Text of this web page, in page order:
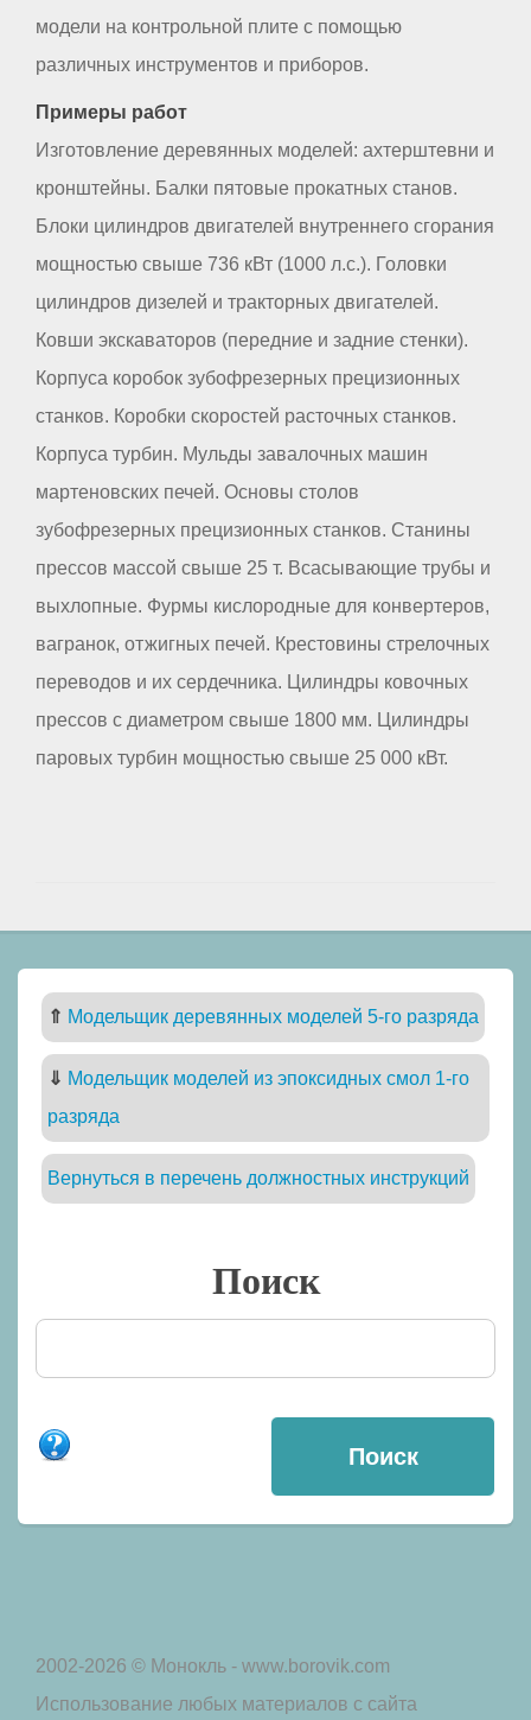
модели на контрольной плите с помощью
различных инструментов и приборов.
Примеры работ
Изготовление деревянных моделей: ахтерштевни и
кронштейны. Балки пятовые прокатных станов.
Блоки цилиндров двигателей внутреннего сгорания
мощностью свыше 736 кВт (1000 л.с.). Головки
цилиндров дизелей и тракторных двигателей.
Ковши экскаваторов (передние и задние стенки).
Корпуса коробок зубофрезерных прецизионных
станков. Коробки скоростей расточных станков.
Корпуса турбин. Мульды завалочных машин
мартеновских печей. Основы столов
зубофрезерных прецизионных станков. Станины
прессов массой свыше 25 т. Всасывающие трубы и
выхлопные. Фурмы кислородные для конвертеров,
вагранок, отжигных печей. Крестовины стрелочных
переводов и их сердечника. Цилиндры ковочных
прессов с диаметром свыше 1800 мм. Цилиндры
паровых турбин мощностью свыше 25 000 кВт.
⇑ Модельщик деревянных моделей 5-го разряда
⇓ Модельщик моделей из эпоксидных смол 1-го
разряда
Вернуться в перечень должностных инструкций
Поиск
2002-2026 © Монокль - www.borovik.com
Использование любых материалов с сайта